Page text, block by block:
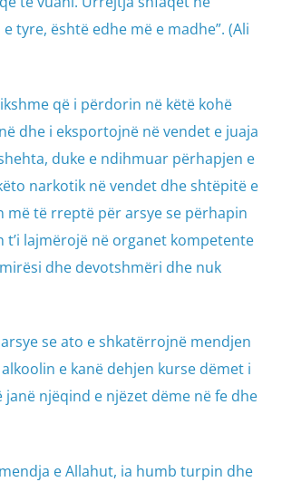
tyre, është edhe më e madhe”. (Ali
që i përdorin në këtë kohë
dhe i eksportojnë në vendet e juaja
duke e ndihmuar përhapjen e
narkotik në vendet dhe shtëpitë e
më të rreptë për arsye se përhapin
lajmërojë në organet kompetente
dhe devotshmëri dhe nuk
se ato e shkatërrojnë mendjen
e kanë dehjen kurse dëmet i
njëqind e njëzet dëme në fe dhe
e Allahut, ia humb turpin dhe